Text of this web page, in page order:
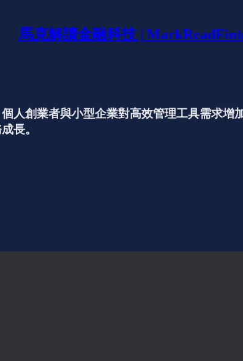
馬克解讀金融科技 |
人創業者與小型企業對高效管理工具需求增
長。